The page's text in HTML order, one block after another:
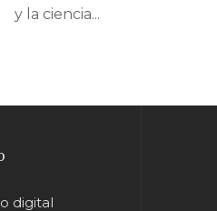
y la ciencia...
digital